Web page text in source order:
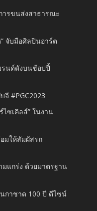
ารขนส่งสาธารณะ
จับมือศิลปินอาร์ต
นด์ดังบนช้อปปี้
#PGC2023
ไซเคิลส์” ในงาน
อมให้สัมผัสรถ
แกร่ง ด้วยมาตรฐาน
กาชาด 100 ปี ดีไซน์